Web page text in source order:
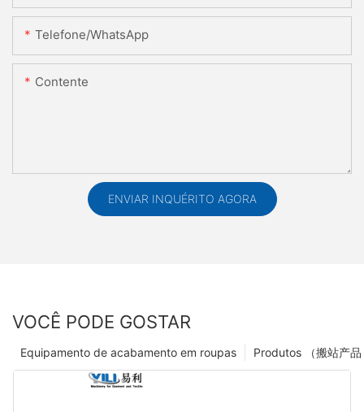
Telefone/WhatsApp
Contente
ENVIAR INQUÉRITO AGORA
VOCÊ PODE GOSTAR
Equipamento de acabamento em roupas